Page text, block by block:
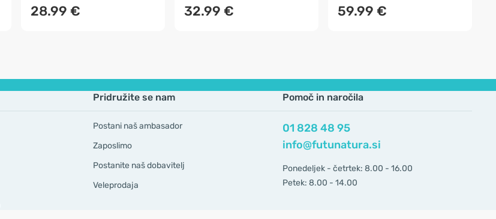
28.99 € 32.99 € 59.99 €
Pridružite se nam
Postani naš ambasador
Zaposlimo
Postanite naš dobavitelj
Veleprodaja
Pomoč in naročila
01 828 48 95
info@futunatura.si
Ponedeljek - četrtek: 8.00 - 16.00
Petek: 8.00 - 14.00